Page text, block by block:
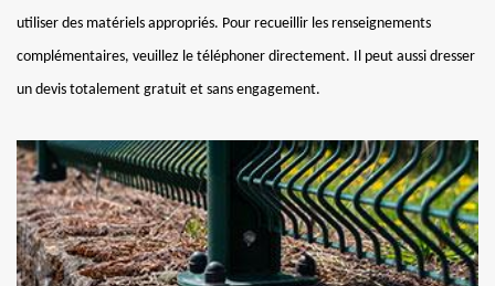
utiliser des matériels appropriés. Pour recueillir les renseignements
complémentaires, veuillez le téléphoner directement. Il peut aussi dresser
un devis totalement gratuit et sans engagement.